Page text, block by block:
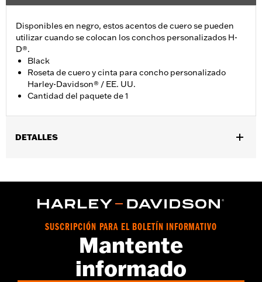
Disponibles en negro, estos acentos de cuero se pueden
utilizar cuando se colocan los conchos personalizados H-
D®.
Black
Roseta de cuero y cinta para concho personalizado
Harley-Davidson® / EE. UU.
Cantidad del paquete de 1
DETALLES
Resistente al agua:No
1 año de garantía limitada – Consulta
d.com/warrantypara más información
SUSCRIPCIÓN PARA EL BOLETÍN INFORMATIVO
Mantente
informado